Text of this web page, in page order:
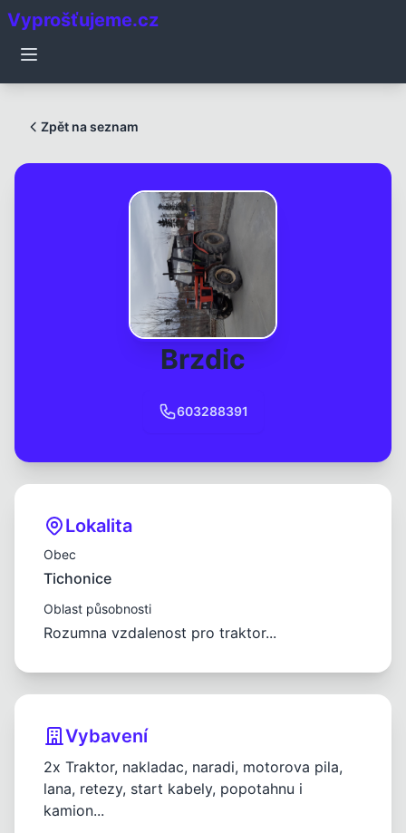
Vyprošťujeme.cz
Zpět na seznam
Brzdic
603288391
Lokalita
Obec
Tichonice
Oblast působnosti
Rozumna vzdalenost pro traktor...
Vybavení
2x Traktor, nakladac, naradi, motorova pila,
lana, retezy, start kabely, popotahnu i
kamion...